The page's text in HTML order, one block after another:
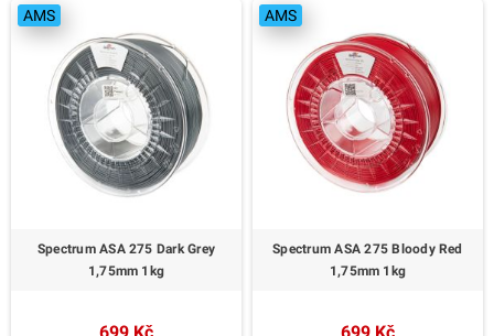
AMS
Spectrum ASA 275 Dark Grey
1,75mm 1kg
AMS
Spectrum ASA 275 Bloody Red
1,75mm 1kg